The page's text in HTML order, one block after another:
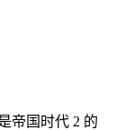
帝国时代 2 的